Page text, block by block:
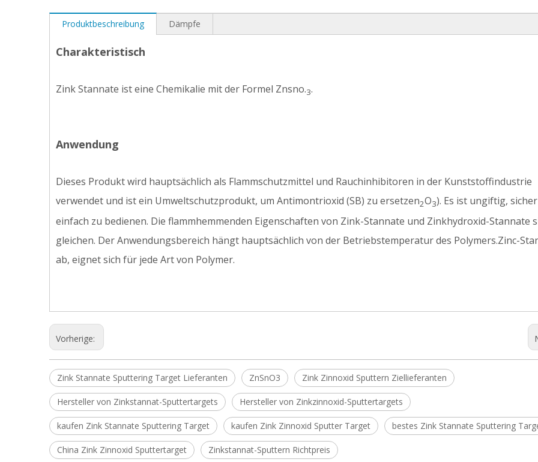
Produktbeschreibung Dämpfe
Charakteristisch
Zink Stannate ist eine Chemikalie mit der Formel Znsno.3.
Anwendung
Dieses Produkt wird hauptsächlich als Flammschutzmittel und Rauchinhibitoren in der Kunststoffindustrie
verwendet und ist ein Umweltschutzprodukt, um Antimontrioxid (SB) zu ersetzen2O3). Es ist ungiftig,
einfach zu bedienen. Die flammhemmenden Eigenschaften von Zink-Stannate und Zinkhydroxid-Stannate
gleichen. Der Anwendungsbereich hängt hauptsächlich von der Betriebstemperatur des Polymers.Zinc-
ab, eignet sich für jede Art von Polymer.
Vorherige:
Zink Stannate Sputtering Target Lieferanten ZnSnO3 Zink Zinnoxid Sputtern Ziellieferanten
Hersteller von Zinkstannat-Sputtertargets Hersteller von Zinkzinnoxid-Sputtertargets
kaufen Zink Stannate Sputtering Target kaufen Zink Zinnoxid Sputter Target bestes Zink Stannate Sputtering
China Zink Zinnoxid Sputtertarget Zinkstannat-Sputtern Richtpreis